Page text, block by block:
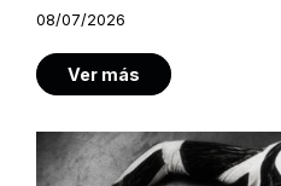
08/07/2026
Ver más